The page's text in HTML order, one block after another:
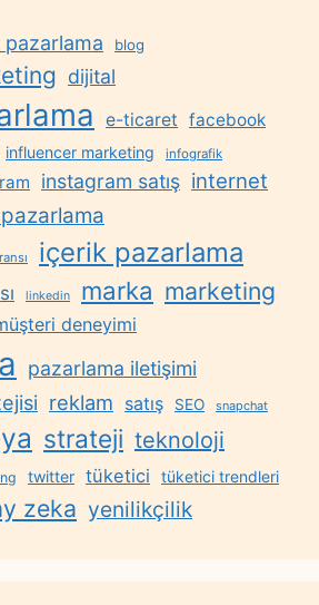
pazarlama blog
dijital
e-ticaret facebook
influencer marketing infografik
instagram satış internet
içerik pazarlama
linkedin marka marketing
deneyimi
pazarlama iletişimi
reklam satış SEO snapchat
strateji teknoloji
twitter tüketici tüketici trendleri
zeka yenilikçilik